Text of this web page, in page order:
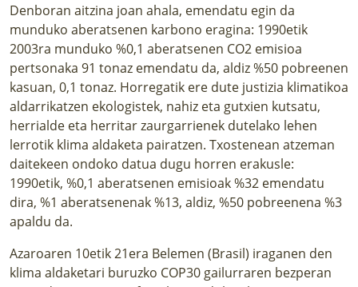
Denboran aitzina joan ahala, emendatu egin da
munduko aberatsenen karbono eragina: 1990etik
2003ra munduko %0,1 aberatsenen CO2 emisioa
pertsonaka 91 tonaz emendatu da, aldiz %50 pobreenen
kasuan, 0,1 tonaz. Horregatik ere dute justizia klimatikoa
aldarrikatzen ekologistek, nahiz eta gutxien kutsatu,
herrialde eta herritar zaurgarrienek dutelako lehen
lerrotik klima aldaketa pairatzen. Txostenean atzeman
daitekeen ondoko datua dugu horren erakusle:
1990etik, %0,1 aberatsenen emisioak %32 emendatu
dira, %1 aberatsenenak %13, aldiz, %50 pobreenena %3
apaldu da.
Azaroaren 10etik 21era Belemen (Brasil) iraganen den
klima aldaketari buruzko COP30 gailurraren bezperan